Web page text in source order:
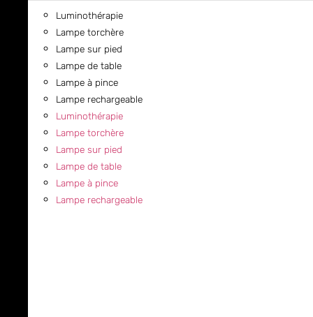
Luminothérapie
Lampe torchère
Lampe sur pied
Lampe de table
Lampe à pince
Lampe rechargeable
Luminothérapie
Lampe torchère
Lampe sur pied
Lampe de table
Lampe à pince
Lampe rechargeable